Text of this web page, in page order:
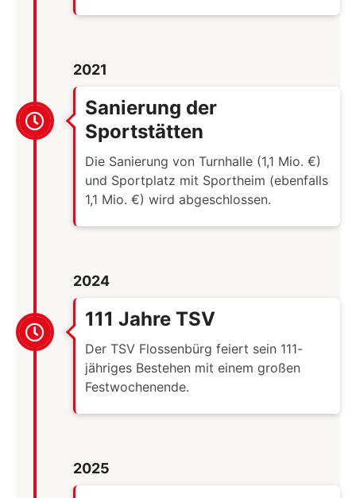
2021
Sanierung der
Sportstätten
Die Sanierung von Turnhalle (1,1 Mio. €)
und Sportplatz mit Sportheim (ebenfalls
1,1 Mio. €) wird abgeschlossen.
2024
111 Jahre TSV
Der TSV Flossenbürg feiert sein 111-
jähriges Bestehen mit einem großen
Festwochenende.
2025